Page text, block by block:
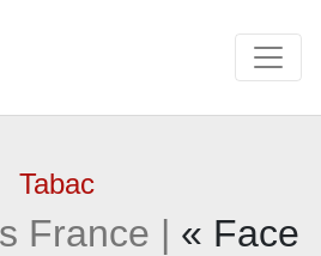
Tabac
France | « Face